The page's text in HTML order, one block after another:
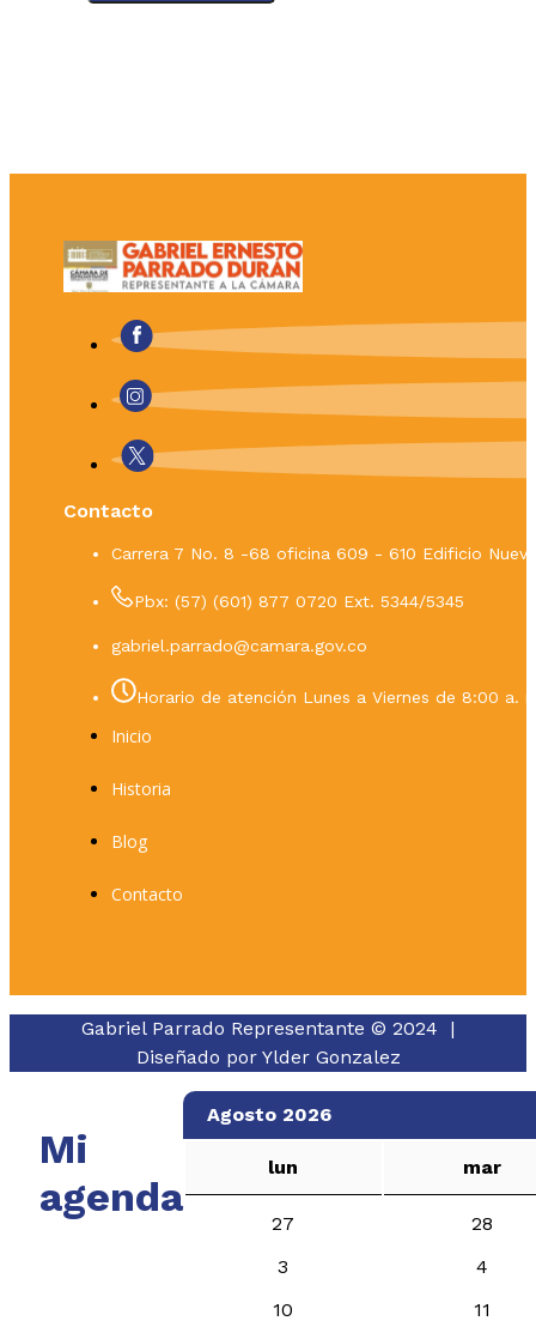
Contacto
Carrera 7 No. 8 -68 oficina 609 - 610 Edificio
Pbx: (57) (601) 877 0720 Ext. 5344/5345
gabriel.parrado@camara.gov.co
Horario de atención Lunes a Viernes de 8:00 a.
Inicio
Historia
Blog
Contacto
Gabriel Parrado Representante © 2024 |
Diseñado por Ylder Gonzalez
Mi
agenda
Agosto 2026
lun mar
27
28
3
4
10
11